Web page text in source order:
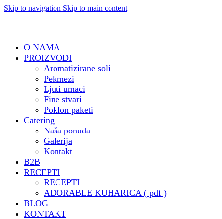
Skip to navigation Skip to main content
O NAMA
PROIZVODI
Aromatizirane soli
Pekmezi
Ljuti umaci
Fine stvari
Poklon paketi
Catering
Naša ponuda
Galerija
Kontakt
B2B
RECEPTI
RECEPTI
ADORABLE KUHARICA ( pdf )
BLOG
KONTAKT